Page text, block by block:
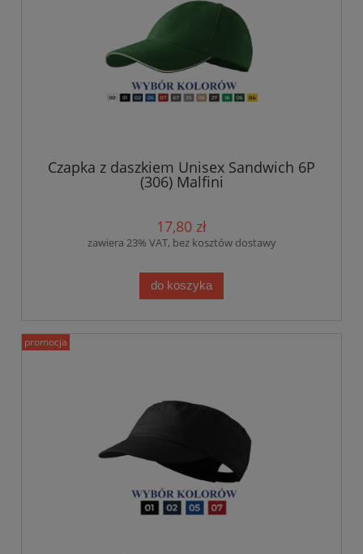
Czapka z daszkiem Unisex Sandwich 6P
(306) Malfini
17,80 zł
zawiera 23% VAT, bez kosztów dostawy
do koszyka
promocja